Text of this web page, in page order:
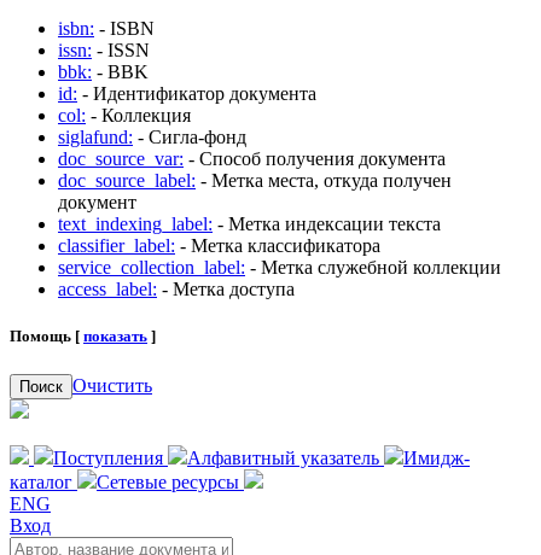
isbn: - ISBN
issn: - ISSN
bbk: - BBK
id: - Идентификатор документа
col: - Коллекция
siglafund: - Сигла-фонд
doc_source_var: - Способ получения документа
doc_source_label: - Метка места, откуда получен
документ
text_indexing_label: - Метка индексации текста
classifier_label: - Метка классификатора
service_collection_label: - Метка служебной коллекции
access_label: - Метка доступа
Помощь [ показать ]
Поиск Очистить
Поступления Алфавитный указатель
Имидж-
каталог
Сетевые ресурсы
ENG
Вход